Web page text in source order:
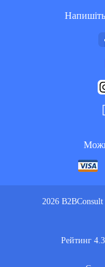
2026 B2BConsult
Рейтинг